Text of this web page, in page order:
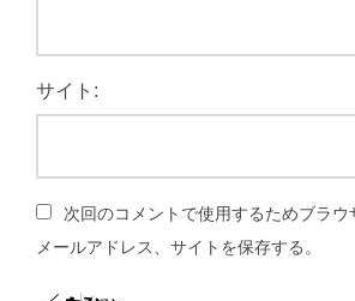
サイト:
次回のコメントで使用するためブラウ
メールアドレス、サイトを保存する。